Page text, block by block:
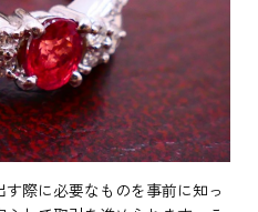
際に必要なものを事前に知っ